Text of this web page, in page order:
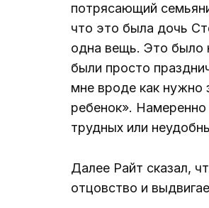
потрясающий
что это была дочь
одна вещь. Это было
были просто
мне вроде как нужно
ребенок».
трудных или
Далее Райт сказал,
отцовство и